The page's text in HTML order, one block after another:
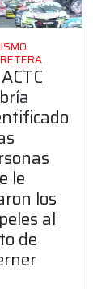
le
los
al
de